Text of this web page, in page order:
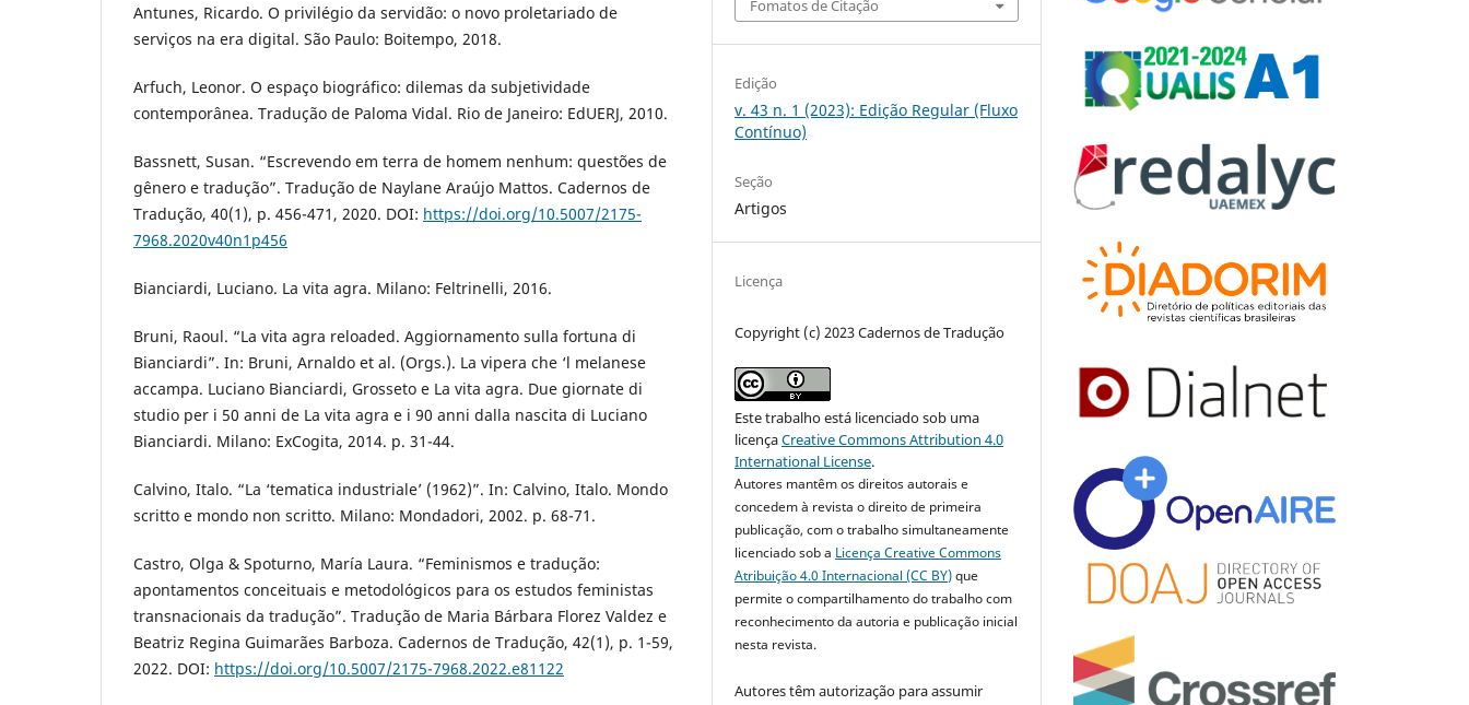
Antunes, Ricardo. O privilégio da servidão: o novo proletariado de
serviços na era digital. São Paulo: Boitempo, 2018.
Arfuch, Leonor. O espaço biográfico: dilemas da subjetividade
contemporânea. Tradução de Paloma Vidal. Rio de Janeiro: EdUERJ, 2010.
Bassnett, Susan. “Escrevendo em terra de homem nenhum: questões de
gênero e tradução”. Tradução de Naylane Araújo Mattos. Cadernos de
Tradução, 40(1), p. 456-471, 2020. DOI: https://doi.org/10.5007/2175-
7968.2020v40n1p456
Bianciardi, Luciano. La vita agra. Milano: Feltrinelli, 2016.
Bruni, Raoul. “La vita agra reloaded. Aggiornamento sulla fortuna di
Bianciardi”. In: Bruni, Arnaldo et al. (Orgs.). La vipera che ‘l melanese
accampa. Luciano Bianciardi, Grosseto e La vita agra. Due giornate di
studio per i 50 anni de La vita agra e i 90 anni dalla nascita di Luciano
Bianciardi. Milano: ExCogita, 2014. p. 31-44.
Calvino, Italo. “La ‘tematica industriale’ (1962)”. In: Calvino, Italo. Mondo
scritto e mondo non scritto. Milano: Mondadori, 2002. p. 68-71.
Castro, Olga & Spoturno, María Laura. “Feminismos e tradução:
apontamentos conceituais e metodológicos para os estudos feministas
transnacionais da tradução”. Tradução de Maria Bárbara Florez Valdez e
Beatriz Regina Guimarães Barboza. Cadernos de Tradução, 42(1), p. 1-59,
2022. DOI: https://doi.org/10.5007/2175-7968.2022.e81122
Fomatos de Citação
Edição
v. 43 n. 1 (2023): Edição Regular (Fluxo
Contínuo)
Seção
Artigos
Licença
Copyright (c) 2023 Cadernos de Tradução
Este trabalho está licenciado sob uma
licençaCreative Commons Attribution 4.0
International License.
Autores mantêm os direitos autorais e
concedem à revista o direito de primeira
publicação, com o trabalho simultaneamente
licenciado sob a Licença Creative Commons
Atribuição 4.0 Internacional (CC BY)que
permite o compartilhamento do trabalho com
reconhecimento da autoria e publicação inicial
nesta revista.
Autores têm autorização para assumir